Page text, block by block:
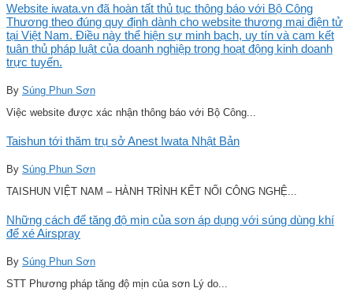
Website iwata.vn đã hoàn tất thủ tục thông báo với Bộ Công
Thương theo đúng quy định dành cho website thương mại điện tử
tại Việt Nam. Điều này thể hiện sự minh bạch, uy tín và cam kết
tuân thủ pháp luật của doanh nghiệp trong hoạt động kinh doanh
trực tuyến.
By Súng Phun Sơn
Việc website được xác nhận thông báo với Bộ Công...
Taishun tới thăm trụ sở Anest Iwata Nhật Bản
By Súng Phun Sơn
TAISHUN VIỆT NAM – HÀNH TRÌNH KẾT NỐI CÔNG NGHỆ...
Những cách để tăng độ mịn của sơn áp dụng với súng dùng khí
để xé Airspray
By Súng Phun Sơn
STT Phương pháp tăng độ mịn của sơn Lý do...